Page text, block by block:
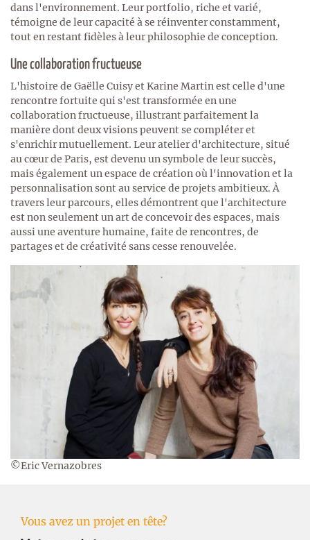
©Eric Vernazobres
dans l'environnement. Leur portfolio, riche et varié,
témoigne de leur capacité à se réinventer constamment,
tout en restant fidèles à leur philosophie de conception.
Une collaboration fructueuse
L'histoire de Gaëlle Cuisy et Karine Martin est celle d'une
rencontre fortuite qui s'est transformée en une
collaboration fructueuse, illustrant parfaitement la
manière dont deux visions peuvent se compléter et
s'enrichir mutuellement. Leur atelier d'architecture, situé
au cœur de Paris, est devenu un symbole de leur succès,
mais également un espace de création où l'innovation et la
personnalisation sont au service de projets ambitieux. À
travers leur parcours, elles démontrent que l'architecture
est non seulement un art de concevoir des espaces, mais
aussi une aventure humaine, faite de rencontres, de
partages et de créativité sans cesse renouvelée.
Vous avez un projet en tête?